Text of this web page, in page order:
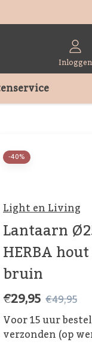
Inloggen
-40%
Light en Living
Lantaarn
HERBA
bruin
€29,95 €49,95
Voor 15 uur
verzonden (op